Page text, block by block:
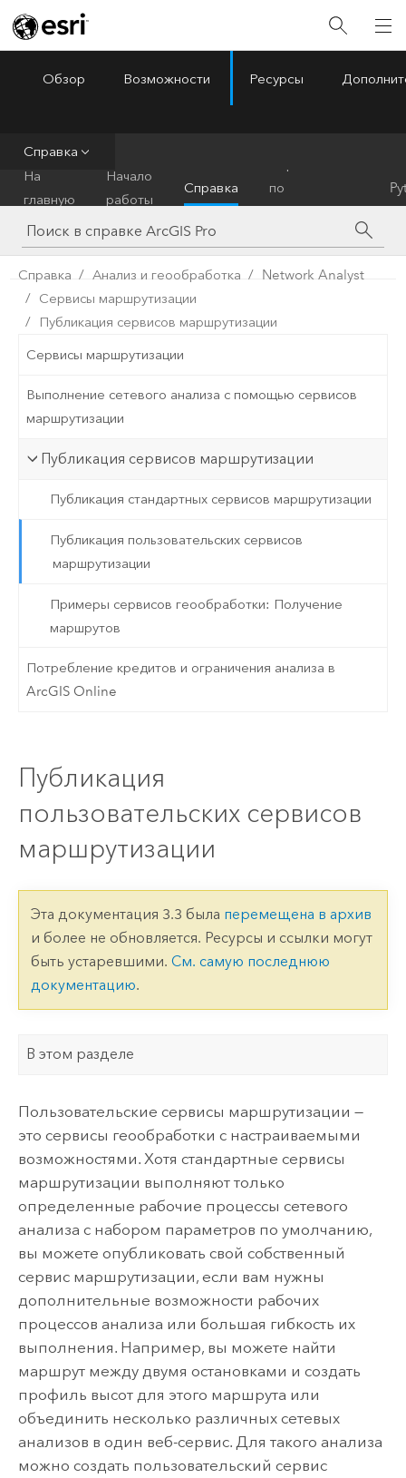
ArcGIS Pro
Обзор Возможности Ресурсы
Справка
На
главную
Начало
работы
Справка
по
инструментам
Справка Анализ и геообработка
Network Analyst
Сервисы маршрутизации
Публикация сервисов маршрутизации
Сервисы маршрутизации
Выполнение сетевого анализа с помощью сервисов
маршрутизации
Публикация сервисов маршрутизации
Публикация стандартных сервисов маршрутизации
Публикация пользовательских сервисов
маршрутизации
Примеры сервисов геообработки: Получение
маршрутов
Потребление кредитов и ограничения анализа в
ArcGIS Online
Публикация
пользовательских сервисов
маршрутизации
Эта документация 3.3 была перемещена в архив
и более не обновляется. Ресурсы и ссылки могут
быть устаревшими. См. самую последнюю
документацию.
В этом разделе
Пользовательские сервисы маршрутизации —
это сервисы геообработки с настраиваемыми
возможностями. Хотя стандартные сервисы
маршрутизации выполняют только
определенные рабочие процессы сетевого
анализа с набором параметров по умолчанию,
вы можете опубликовать свой собственный
сервис маршрутизации, если вам нужны
дополнительные возможности рабочих
процессов анализа или большая гибкость их
выполнения. Например, вы можете найти
маршрут между двумя остановками и создать
профиль высот для этого маршрута или
объединить несколько различных сетевых
анализов в один веб-сервис. Для такого анализа
можно создать пользовательский сервис